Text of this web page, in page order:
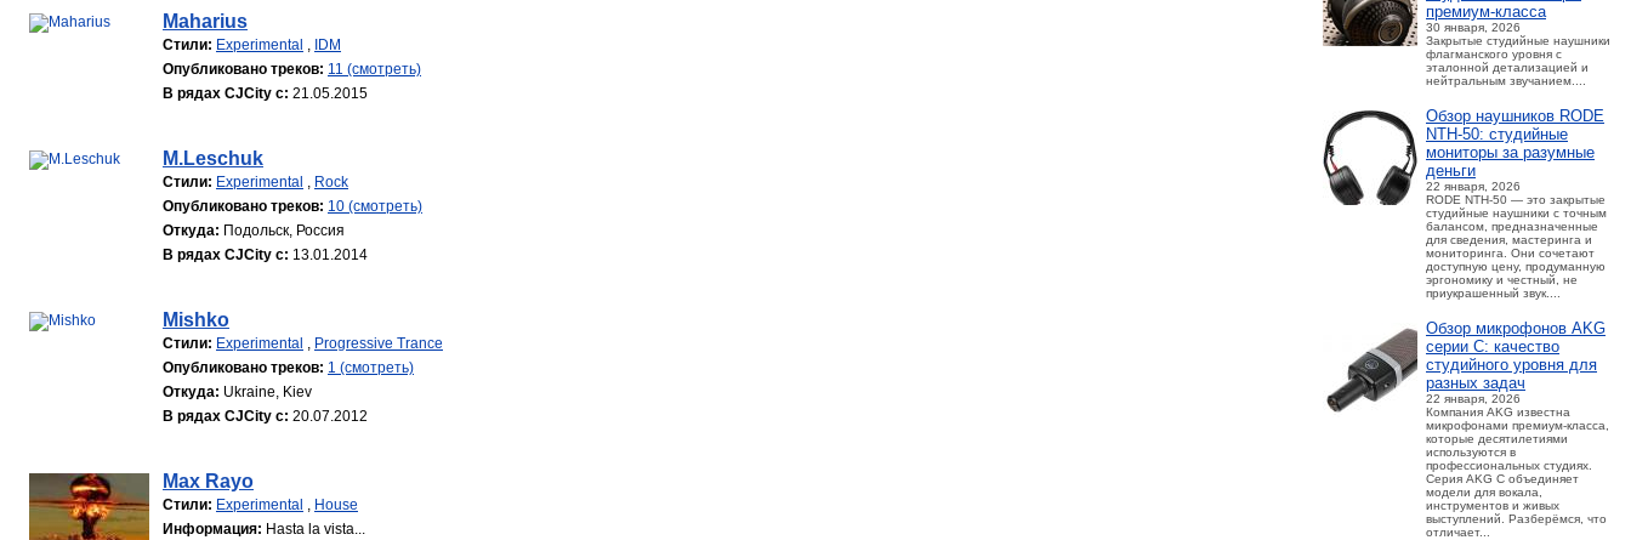
премиум‑класса
30 января, 2026
Закрытые студийные наушники
флагманского уровня с
эталонной детализацией и
нейтральным звучанием....
Обзор наушников RODE
NTH-50: студийные
мониторы за разумные
деньги
22 января, 2026
RODE NTH-50 — это закрытые
студийные наушники с точным
балансом, предназначенные
для сведения, мастеринга и
мониторинга. Они сочетают
доступную цену, продуманную
эргономику и честный, не
приукрашенный звук....
Обзор микрофонов AKG
серии C: качество
студийного уровня для
разных задач
22 января, 2026
Компания AKG известна
микрофонами премиум-класса,
которые десятилетиями
используются в
профессиональных студиях.
Серия AKG C объединяет
модели для вокала,
инструментов и живых
выступлений. Разберёмся, что
отличает...
Maharius
Стили: Experimental , IDM
Опубликовано треков: 11 (смотреть)
В рядах CJCity с: 21.05.2015
M.Leschuk
Стили: Experimental , Rock
Опубликовано треков: 10 (смотреть)
Откуда: Подольск, Россия
В рядах CJCity с: 13.01.2014
Mishko
Стили: Experimental , Progressive Trance
Опубликовано треков: 1 (смотреть)
Откуда: Ukraine, Kiev
В рядах CJCity с: 20.07.2012
Max Rayo
Стили: Experimental , House
Информация: Hasta la vista...